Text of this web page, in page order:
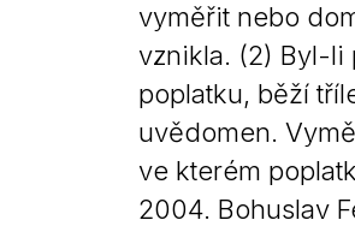
vyměřit nebo
vznikla. (2) Byl-li
poplatku, běží
uvědomen.
ve kterém
2004. Bohuslav